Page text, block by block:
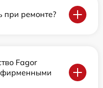
при ремонте?
Fagor
фирменными